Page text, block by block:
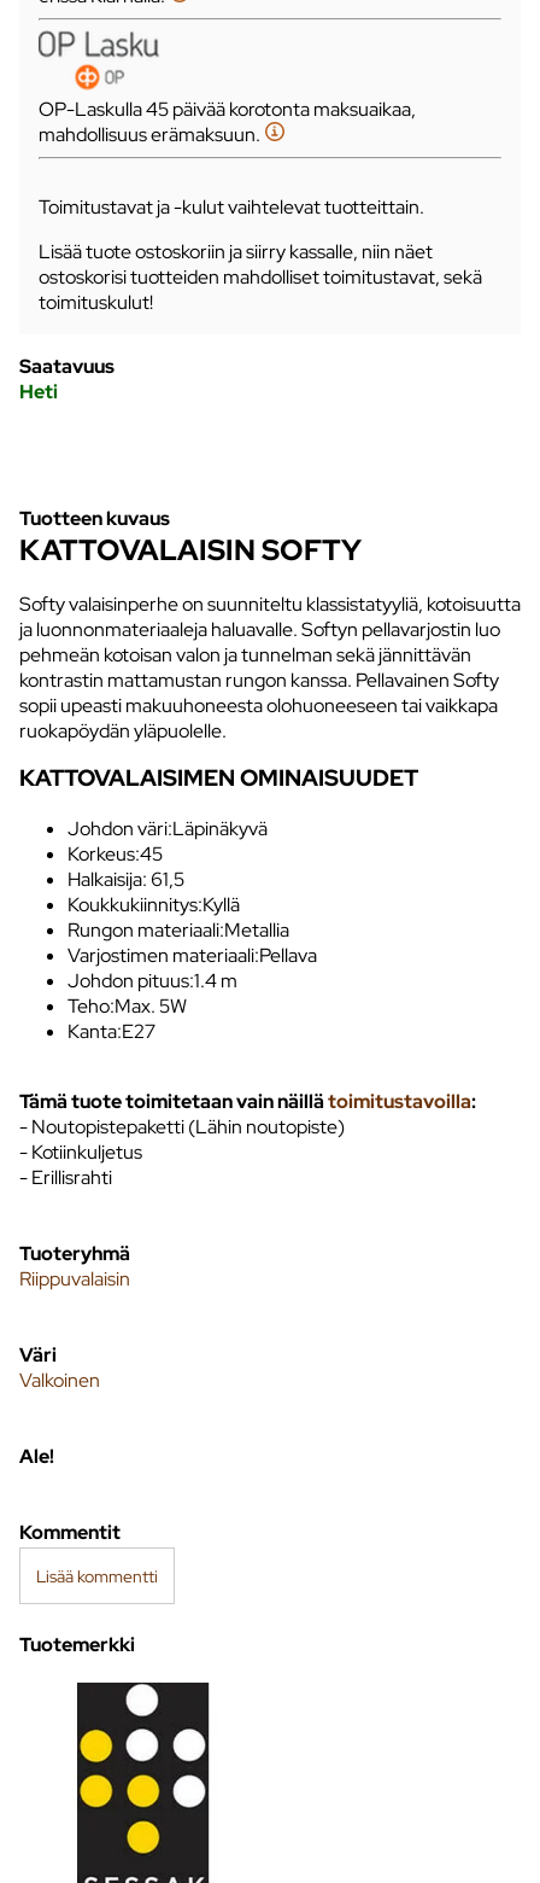
OP-Laskulla 45 päivää korotonta maksuaikaa,
mahdollisuus erämaksuun.
Toimitustavat ja -kulut vaihtelevat tuotteittain.
Lisää tuote ostoskoriin ja siirry kassalle, niin näet
ostoskorisi tuotteiden mahdolliset toimitustavat, sekä
toimituskulut!
Saatavuus
Heti
Tuotteen kuvaus
KATTOVALAISIN SOFTY
Softy valaisinperhe on suunniteltu klassistatyyliä, kotoisuutta
ja luonnonmateriaaleja haluavalle. Softyn pellavarjostin luo
pehmeän kotoisan valon ja tunnelman sekä jännittävän
kontrastin mattamustan rungon kanssa. Pellavainen Softy
sopii upeasti makuuhoneesta olohuoneeseen tai vaikkapa
ruokapöydän yläpuolelle.
KATTOVALAISIMEN OMINAISUUDET
Johdon väri:Läpinäkyvä
Korkeus:45
Halkaisija: 61,5
Koukkukiinnitys:Kyllä
Rungon materiaali:Metallia
Varjostimen materiaali:Pellava
Johdon pituus:1.4 m
Teho:Max. 5W
Kanta:E27
Tämä tuote toimitetaan vain näillätoimitustavoilla:
- Noutopistepaketti (Lähin noutopiste)
- Kotiinkuljetus
- Erillisrahti
Tuoteryhmä
Riippuvalaisin
Väri
Valkoinen
Ale!
Kommentit
Lisää kommentti
Tuotemerkki